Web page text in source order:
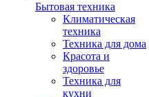
Бытовая техника
Климатическая
техника
Техника для дома
Красота и
здоровье
Техника для
кухни